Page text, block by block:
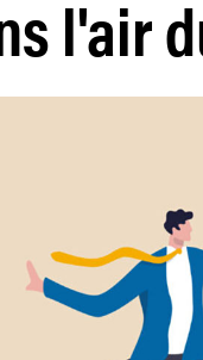
l'air